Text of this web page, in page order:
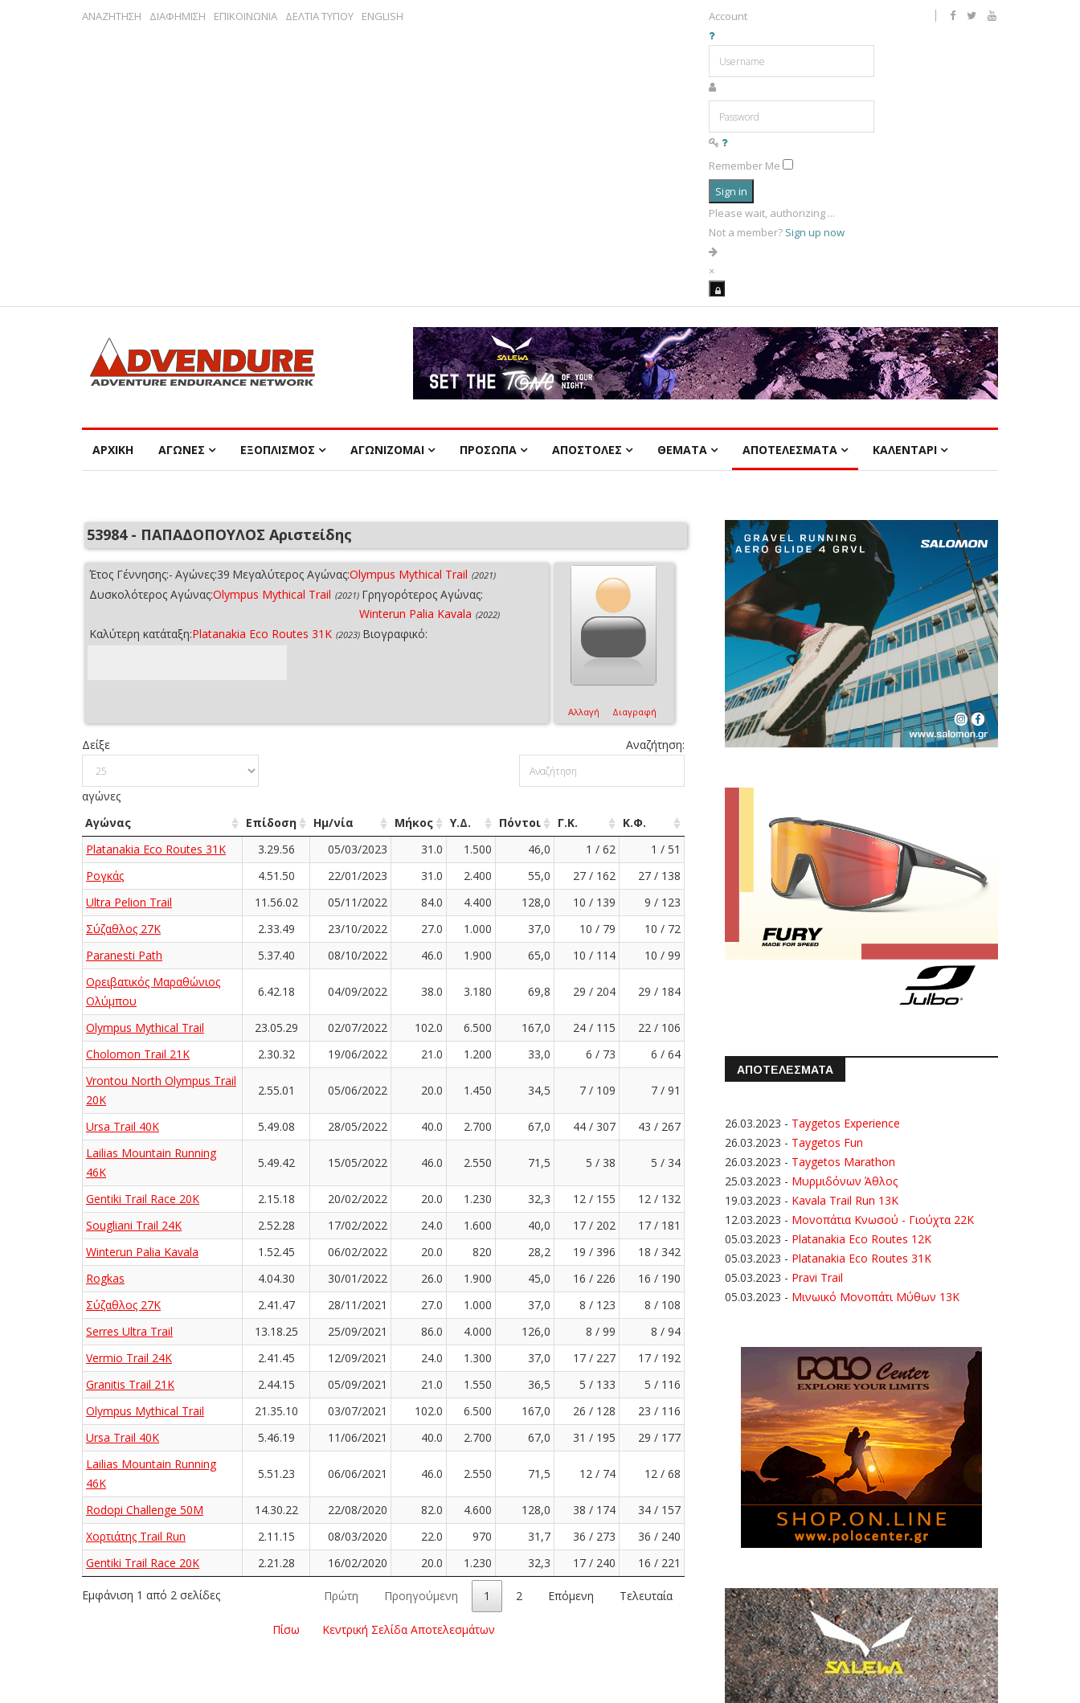
ΑΝΑΖΗΤΗΣΗ ΔΙΑΦΗΜΙΣΗ ΕΠΙΚΟΙΝΩΝΙΑ ΔΕΛΤΙΑ ΤΥΠΟΥ ENGLISH Account
Remember Me
Sign in
Please wait, authorizing ...
Not a member? Sign up now
×
ΑΡΧΙΚΗ ΑΓΩΝΕΣ ΕΞΟΠΛΙΣΜΟΣ ΑΓΩΝΙΖΟΜΑΙ ΠΡΟΣΩΠΑ ΑΠΟΣΤΟΛΕΣ ΘΕΜΑΤΑ ΑΠΟΤΕΛΕΣΜΑΤΑ ΚΑΛΕΝΤΑΡΙ
53984 - ΠΑΠΑΔΟΠΟΥΛΟΣ Αριστείδης
Έτος Γέννησης:- Αγώνες:39 Μεγαλύτερος Αγώνας:Olympus Mythical Trail (2021)
Δυσκολότερος Αγώνας:Olympus Mythical Trail (2021) Γρηγορότερος Αγώνας:
Winterun Palia Kavala (2022)
Καλύτερη κατάταξη:Platanakia Eco Routes 31K (2023) Βιογραφικό:
Αλλαγή Διαγραφή
Δείξε
αγώνες
Αναζήτηση:
Αγώνας Επίδοση Ημ/νία Μήκος Υ.Δ. Πόντοι Γ.Κ.
Κ.Φ.
Platanakia Eco Routes 31K
3.29.56 05/03/2023 31.0 1.500 46,0 1 / 62
1 / 51
Ρογκάς
4.51.50 22/01/2023 31.0 2.400 55,0 27 / 162
27 / 138
Ultra Pelion Trail
11.56.02 05/11/2022 84.0 4.400 128,0 10 / 139
9 / 123
Σύζαθλος 27Κ
2.33.49 23/10/2022 27.0 1.000 37,0 10 / 79
10 / 72
Paranesti Path
5.37.40 08/10/2022 46.0 1.900 65,0 10 / 114
10 / 99
Ορειβατικός Μαραθώνιος
Ολύμπου
6.42.18 04/09/2022 38.0 3.180 69,8 29 / 204 29 / 184
Olympus Mythical Trail 23.05.29 02/07/2022 102.0 6.500 167,0 24 / 115
22 / 106
Cholomon Trail 21K
2.30.32 19/06/2022 21.0 1.200 33,0 6 / 73
6 / 64
Vrontou North Olympus Trail
20K
2.55.01 05/06/2022 20.0 1.450 34,5 7 / 109 7 / 91
Ursa Trail 40K 5.49.08 28/05/2022 40.0 2.700 67,0 44 / 307
43 / 267
Lailias Mountain Running
46K
5.49.42 15/05/2022 46.0 2.550 71,5 5 / 38 5 / 34
Gentiki Trail Race 20K 2.15.18 20/02/2022 20.0 1.230 32,3 12 / 155
12 / 132
Sougliani Trail 24K
2.52.28 17/02/2022 24.0 1.600 40,0 17 / 202
17 / 181
Winterun Palia Kavala
1.52.45 06/02/2022 20.0 820 28,2 19 / 396
18 / 342
Rogkas
4.04.30 30/01/2022 26.0 1.900 45,0 16 / 226
16 / 190
Σύζαθλος 27Κ
2.41.47 28/11/2021 27.0 1.000 37,0 8 / 123
8 / 108
Serres Ultra Trail
13.18.25 25/09/2021 86.0 4.000 126,0 8 / 99
8 / 94
Vermio Trail 24K
2.41.45 12/09/2021 24.0 1.300 37,0 17 / 227
17 / 192
Granitis Trail 21K
2.44.15 05/09/2021 21.0 1.550 36,5 5 / 133
5 / 116
Olympus Mythical Trail
21.35.10 03/07/2021 102.0 6.500 167,0 26 / 128
23 / 116
Ursa Trail 40K
5.46.19 11/06/2021 40.0 2.700 67,0 31 / 195
29 / 177
Lailias Mountain Running
46K
5.51.23 06/06/2021 46.0 2.550 71,5 12 / 74 12 / 68
Rodopi Challenge 50M 14.30.22 22/08/2020 82.0 4.600 128,0 38 / 174
34 / 157
Χορτιάτης Trail Run
2.11.15 08/03/2020 22.0 970 31,7 36 / 273
36 / 240
Gentiki Trail Race 20K
2.21.28 16/02/2020 20.0 1.230 32,3 17 / 240 16 / 221
Εμφάνιση 1 από 2 σελίδες Πρώτη Προηγούμενη 1 2 Επόμενη Τελευταία
Πίσω Κεντρική Σελίδα Αποτελεσμάτων
ΑΠΟΤΕΛΕΣΜΑΤΑ
26.03.2023 - Taygetos Experience
26.03.2023 - Taygetos Fun
26.03.2023 - Taygetos Marathon
25.03.2023 - Μυρμιδόνων Άθλος
19.03.2023 - Kavala Trail Run 13K
12.03.2023 - Μονοπάτια Κνωσού - Γιούχτα 22Κ
05.03.2023 - Platanakia Eco Routes 12K
05.03.2023 - Platanakia Eco Routes 31K
05.03.2023 - Pravi Trail
05.03.2023 - Μινωικό Μονοπάτι Μύθων 13Κ